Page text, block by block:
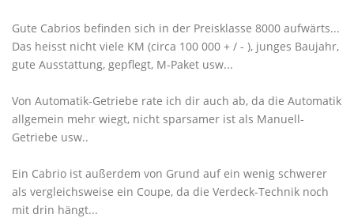
Gute Cabrios befinden sich in der Preisklasse 8000 aufwärts...
Das heisst nicht viele KM (circa 100 000 + / - ), junges Baujahr,
gute Ausstattung, gepflegt, M-Paket usw...
Von Automatik-Getriebe rate ich dir auch ab, da die Automatik
allgemein mehr wiegt, nicht sparsamer ist als Manuell-
Getriebe usw..
Ein Cabrio ist außerdem von Grund auf ein wenig schwerer
als vergleichsweise ein Coupe, da die Verdeck-Technik noch
mit drin hängt...